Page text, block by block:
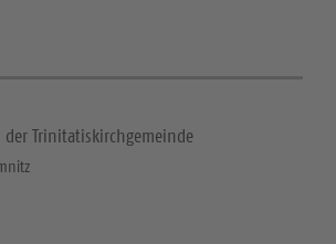
der Trinitatiskirchgemeinde